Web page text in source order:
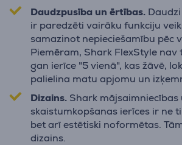
Daudzpusība un ērtības.
ir paredzēti vairāku funkciju
samazinot nepieciešamību pēc
Piemēram, Shark FlexStyle nav
gan ierīce "5 vienā", kas žāvē,
palielina matu apjomu un
Dizains. Shark mājsaimniecības
skaistumkopšanas ierīces ir ne
bet arī estētiski noformētas.
dizains.